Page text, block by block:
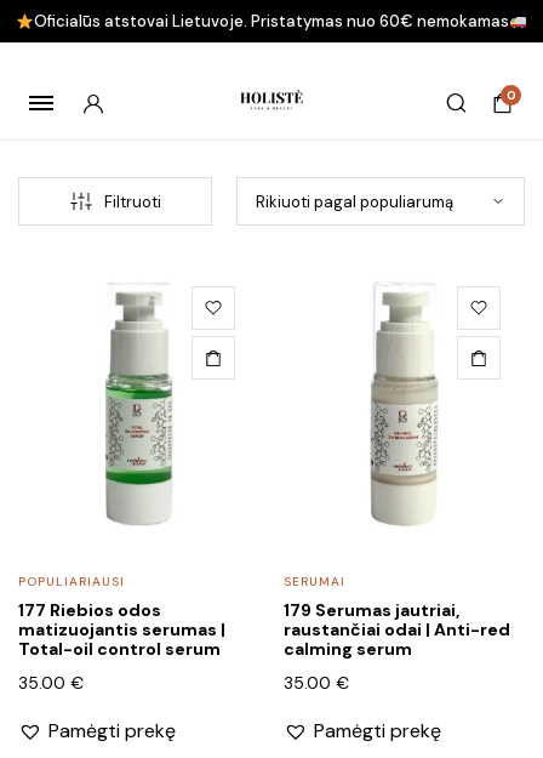
Oficialūs atstovai Lietuvoje. Pristatymas nuo 60€ nemokamas
0
Filtruoti
POPULIARIAUSI
177 Riebios odos
matizuojantis serumas |
Total-oil control serum
35.00 €
Pamėgti prekę
SERUMAI
179 Serumas jautriai,
raustančiai odai | Anti-red
calming serum
35.00 €
Pamėgti prekę